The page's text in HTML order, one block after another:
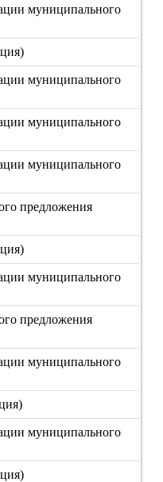
муниципального
муниципального
муниципального
муниципального
предложения
муниципального
предложения
муниципального
муниципального